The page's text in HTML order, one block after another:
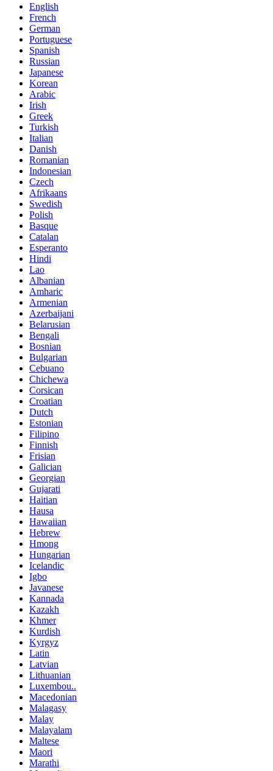
English
French
German
Portuguese
Spanish
Russian
Japanese
Korean
Arabic
Irish
Greek
Turkish
Italian
Danish
Romanian
Indonesian
Czech
Afrikaans
Swedish
Polish
Basque
Catalan
Esperanto
Hindi
Lao
Albanian
Amharic
Armenian
Azerbaijani
Belarusian
Bengali
Bosnian
Bulgarian
Cebuano
Chichewa
Corsican
Croatian
Dutch
Estonian
Filipino
Finnish
Frisian
Galician
Georgian
Gujarati
Haitian
Hausa
Hawaiian
Hebrew
Hmong
Hungarian
Icelandic
Igbo
Javanese
Kannada
Kazakh
Khmer
Kurdish
Kyrgyz
Latin
Latvian
Lithuanian
Luxembou..
Macedonian
Malagasy
Malay
Malayalam
Maltese
Maori
Marathi